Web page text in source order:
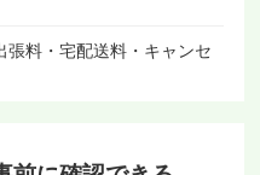
料・宅配送料・キャンセ